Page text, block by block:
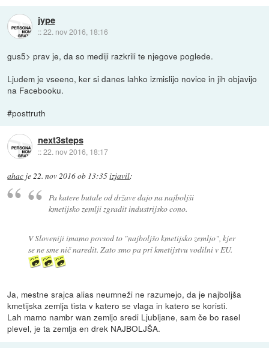
jype
::22. nov 2016, 18:16
gus5> prav je, da so mediji razkrili te njegove poglede.
Ljudem je vseeno, ker si danes lahko izmislijo novice in jih objavijo
na Facebooku.
#posttruth
next3steps
::22. nov 2016, 18:17
ahac je22. nov 2016 ob 13:35izjavil:
Pa katere butale od države dajo na najboljši
kmetijsko zemlji zgradit industrijsko cono.
V Sloveniji imamo povsod to "najboljšo kmetijsko zemljo", kjer
se ne sme nič naredit. Zato smo pa pri kmetijstvu vodilni v EU.
Ja, mestne srajca alias neumneži ne razumejo, da je najboljša
kmetijska zemlja tista v katero se vlaga in katero se koristi.
Lah mamo nambr wan zemljo sredi Ljubljane, sam če bo rasel
plevel, je ta zemlja en drek NAJBOLJŠA.